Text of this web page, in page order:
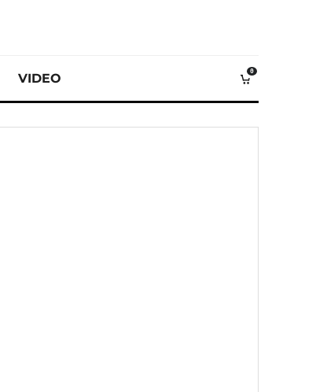
VIDEO 0